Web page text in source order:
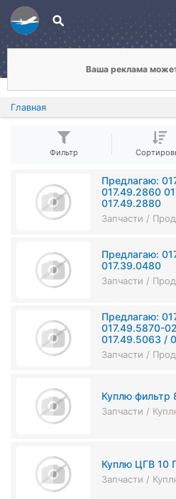
Ваша реклама
Главная
Фильтр
Предлагаю:
017.49.2860
017.49.2880
Запчасти /
Предлагаю:
017.39.0480
Запчасти /
Предлагаю:
017.49.5870-
017.49.5063 /
Запчасти /
Куплю фильтр
Запчасти /
Куплю ЦГВ 10
Запчасти /